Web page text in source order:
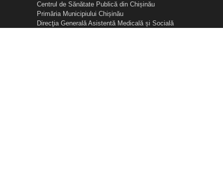
Centrul de Sănătate Publică din Chișinău
Primăria Municipiului Chișinău
Direcţia Generală Asistentă Medicală și Socială